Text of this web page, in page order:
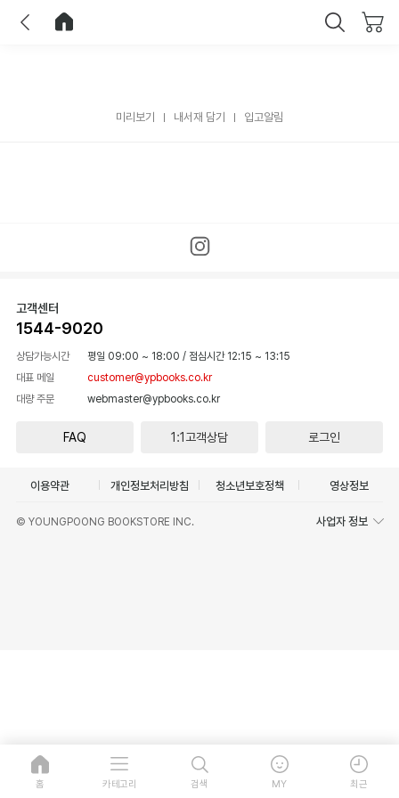
미리보기 내서재 담기 입고알림
고객센터
1544-9020
상담가능시간 평일 09:00 ~ 18:00 / 점심시간 12:15 ~ 13:15
대표 메일
customer@ypbooks.co.kr
대량 주문
webmaster@ypbooks.co.kr
FAQ 1:1고객상담 로그인
이용약관 개인정보처리방침 청소년보호정책 영상정보
© YOUNGPOONG BOOKSTORE INC. 사업자 정보
홈 카테고리 검색 MY 최근